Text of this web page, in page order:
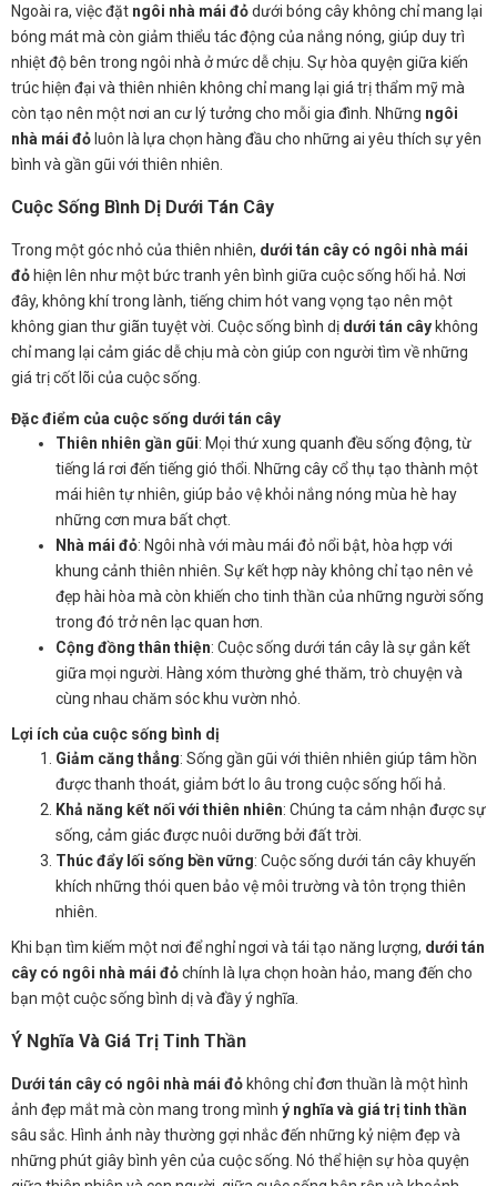
Ngoài ra, việc đặt ngôi nhà mái đỏdưới bóng cây không chỉ mang lại
bóng mát mà còn giảm thiểu tác động của nắng nóng, giúp duy trì
nhiệt độ bên trong ngôi nhà ở mức dễ chịu. Sự hòa quyện giữa kiến
trúc hiện đại và thiên nhiên không chỉ mang lại giá trị thẩm mỹ mà
còn tạo nên một nơi an cư lý tưởng cho mỗi gia đình. Những ngôi
nhà mái đỏ luôn là lựa chọn hàng đầu cho những ai yêu thích sự yên
bình và gần gũi với thiên nhiên.
Cuộc Sống Bình Dị Dưới Tán Cây
Trong một góc nhỏ của thiên nhiên, dưới tán cây có ngôi nhà mái
đỏ hiện lên như một bức tranh yên bình giữa cuộc sống hối hả. Nơi
đây, không khí trong lành, tiếng chim hót vang vọng tạo nên một
không gian thư giãn tuyệt vời. Cuộc sống bình dị dưới tán cây không
chỉ mang lại cảm giác dễ chịu mà còn giúp con người tìm về những
giá trị cốt lõi của cuộc sống.
Đặc điểm của cuộc sống dưới tán cây
Thiên nhiên gần gũi: Mọi thứ xung quanh đều sống động, từ
tiếng lá rơi đến tiếng gió thổi. Những cây cổ thụ tạo thành một
mái hiên tự nhiên, giúp bảo vệ khỏi nắng nóng mùa hè hay
những cơn mưa bất chợt.
Nhà mái đỏ: Ngôi nhà với màu mái đỏ nổi bật, hòa hợp với
khung cảnh thiên nhiên. Sự kết hợp này không chỉ tạo nên vẻ
đẹp hài hòa mà còn khiến cho tinh thần của những người sống
trong đó trở nên lạc quan hơn.
Cộng đồng thân thiện: Cuộc sống dưới tán cây là sự gắn kết
giữa mọi người. Hàng xóm thường ghé thăm, trò chuyện và
cùng nhau chăm sóc khu vườn nhỏ.
Lợi ích của cuộc sống bình dị
Giảm căng thẳng: Sống gần gũi với thiên nhiên giúp tâm hồn
được thanh thoát, giảm bớt lo âu trong cuộc sống hối hả.
Khả năng kết nối với thiên nhiên: Chúng ta cảm nhận được sự
sống, cảm giác được nuôi dưỡng bởi đất trời.
Thúc đẩy lối sống bền vững: Cuộc sống dưới tán cây khuyến
khích những thói quen bảo vệ môi trường và tôn trọng thiên
nhiên.
Khi bạn tìm kiếm một nơi để nghỉ ngơi và tái tạo năng lượng, dưới tán
cây có ngôi nhà mái đỏchính là lựa chọn hoàn hảo, mang đến cho
bạn một cuộc sống bình dị và đầy ý nghĩa.
Ý Nghĩa Và Giá Trị Tinh Thần
Dưới tán cây có ngôi nhà mái đỏ không chỉ đơn thuần là một hình
ảnh đẹp mắt mà còn mang trong mình ý nghĩa và giá trị tinh thần
sâu sắc. Hình ảnh này thường gợi nhắc đến những kỷ niệm đẹp và
những phút giây bình yên của cuộc sống. Nó thể hiện sự hòa quyện